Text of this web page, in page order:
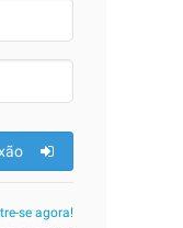
se agora!